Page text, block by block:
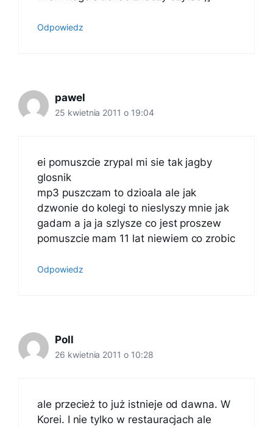
Odpowiedz
pawel
25 kwietnia 2011 o 19:04
ei pomuszcie zrypal mi sie tak jagby
glosnik
mp3 puszczam to dzioala ale jak
dzwonie do kolegi to nieslyszy mnie jak
gadam a ja ja szlysze co jest proszew
pomuszcie mam 11 lat niewiem co zrobic
Odpowiedz
Poll
26 kwietnia 2011 o 10:28
ale przecież to już istnieje od dawna. W
Korei. I nie tylko w restauracjach ale